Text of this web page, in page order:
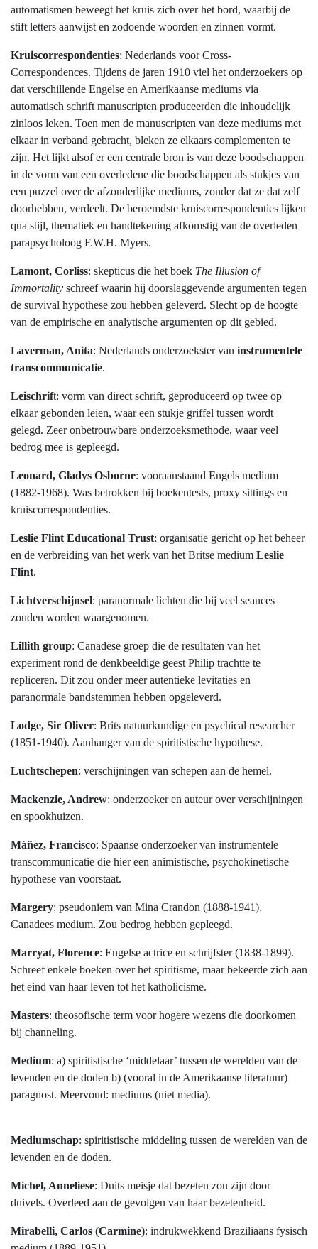
automatismen beweegt het kruis zich over het bord, waarbij de
stift letters aanwijst en zodoende woorden en zinnen vormt.
Kruiscorrespondenties: Nederlands voor Cross-
Correspondences. Tijdens de jaren 1910 viel het onderzoekers op
dat verschillende Engelse en Amerikaanse mediums via
automatisch schrift manuscripten produceerden die inhoudelijk
zinloos leken. Toen men de manuscripten van deze mediums met
elkaar in verband gebracht, bleken ze elkaars complementen te
zijn. Het lijkt alsof er een centrale bron is van deze boodschappen
in de vorm van een overledene die boodschappen als stukjes van
een puzzel over de afzonderlijke mediums, zonder dat ze dat zelf
doorhebben, verdeelt. De beroemdste kruiscorrespondenties lijken
qua stijl, thematiek en handtekening afkomstig van de overleden
parapsycholoog F.W.H. Myers.
Lamont, Corliss: skepticus die het boek The Illusion of
Immortality schreef waarin hij doorslaggevende argumenten tegen
de survival hypothese zou hebben geleverd. Slecht op de hoogte
van de empirische en analytische argumenten op dit gebied.
Laverman, Anita: Nederlands onderzoekster van instrumentele
transcommunicatie.
Leischrift: vorm van direct schrift, geproduceerd op twee op
elkaar gebonden leien, waar een stukje griffel tussen wordt
gelegd. Zeer onbetrouwbare onderzoeksmethode, waar veel
bedrog mee is gepleegd.
Leonard, Gladys Osborne: vooraanstaand Engels medium
(1882-1968). Was betrokken bij boekentests, proxy sittings en
kruiscorrespondenties.
Leslie Flint Educational Trust: organisatie gericht op het beheer
en de verbreiding van het werk van het Britse medium Leslie
Flint.
Lichtverschijnsel: paranormale lichten die bij veel seances
zouden worden waargenomen.
Lillith group: Canadese groep die de resultaten van het
experiment rond de denkbeeldige geest Philip trachtte te
repliceren. Dit zou onder meer autentieke levitaties en
paranormale bandstemmen hebben opgeleverd.
Lodge, Sir Oliver: Brits natuurkundige en psychical researcher
(1851-1940). Aanhanger van de spiritistische hypothese.
Luchtschepen: verschijningen van schepen aan de hemel.
Mackenzie, Andrew: onderzoeker en auteur over verschijningen
en spookhuizen.
Máñez, Francisco: Spaanse onderzoeker van instrumentele
transcommunicatie die hier een animistische, psychokinetische
hypothese van voorstaat.
Margery: pseudoniem van Mina Crandon (1888-1941),
Canadees medium. Zou bedrog hebben gepleegd.
Marryat, Florence: Engelse actrice en schrijfster (1838-1899).
Schreef enkele boeken over het spiritisme, maar bekeerde zich aan
het eind van haar leven tot het katholicisme.
Masters: theosofische term voor hogere wezens die doorkomen
bij channeling.
Medium: a) spiritistische ‘middelaar’ tussen de werelden van de
levenden en de doden b) (vooral in de Amerikaanse literatuur)
paragnost. Meervoud: mediums (niet media).
Mediumschap: spiritistische middeling tussen de werelden van de
levenden en de doden.
Michel, Anneliese: Duits meisje dat bezeten zou zijn door
duivels. Overleed aan de gevolgen van haar bezetenheid.
Mirabelli, Carlos (Carmine): indrukwekkend Braziliaans fysisch